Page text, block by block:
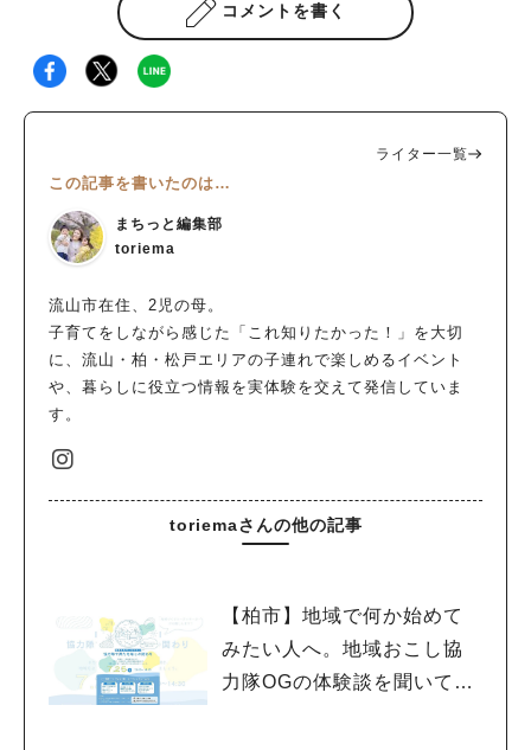
コメントを書く
ライター一覧
この記事を書いたのは…
まちっと編集部
toriema
流山市在住、2児の母。
子育てをしながら感じた「これ知りたかった！」を大切
に、流山・柏・松戸エリアの子連れで楽しめるイベント
や、暮らしに役立つ情報を実体験を交えて発信していま
す。
toriemaさんの他の記事
【柏市】地域で何か始めて
みたい人へ。地域おこし協
力隊OGの体験談を聞いてみ